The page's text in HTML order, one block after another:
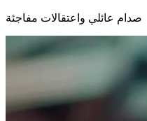
صدام عائلي واعتقالات مفاجئة